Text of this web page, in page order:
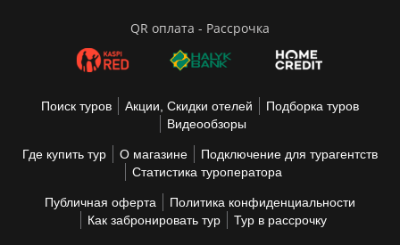
QR оплата - Рассрочка
Поиск туров Акции, Скидки отелей
Подборка туров
Видеообзоры
Где купить тур О магазине
Подключение для турагентств
Статистика туроператора
Публичная оферта
Политика конфиденциальности
Как забронировать тур
Тур в рассрочку